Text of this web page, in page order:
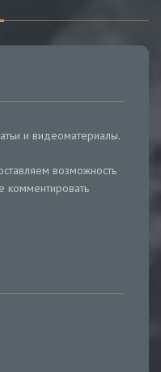
и видеоматериалы.
возможность
комментировать